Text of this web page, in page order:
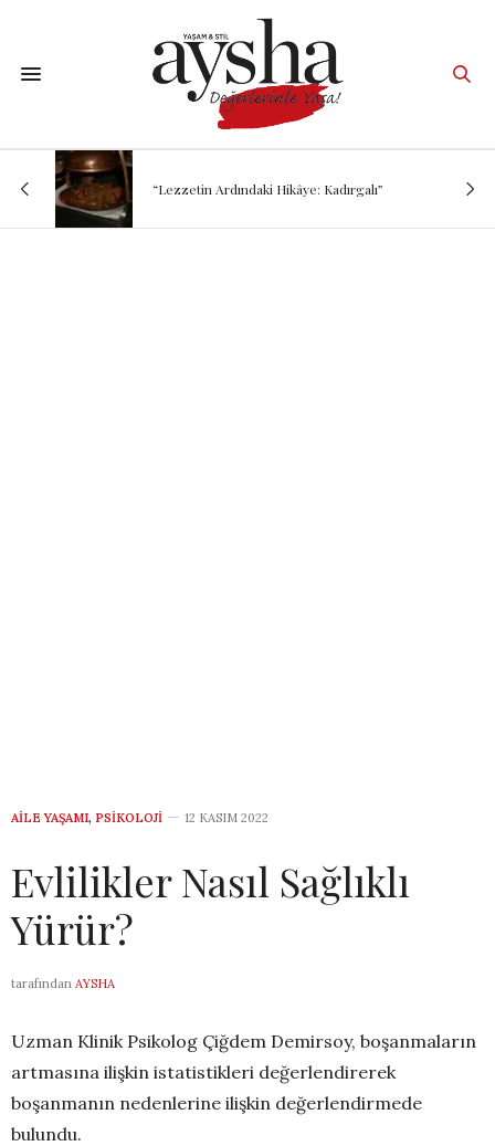
“Lezzetin Ardındaki Hikâye: Kadırgalı”
AILE YAŞAMI, PSIKOLOJI 12 KASIM 2022
Evlilikler Nasıl Sağlıklı
Yürür?
tarafından AYSHA
Uzman Klinik Psikolog Çiğdem Demirsoy, boşanmaların
artmasına ilişkin istatistikleri değerlendirerek
boşanmanın nedenlerine ilişkin değerlendirmede
bulundu.